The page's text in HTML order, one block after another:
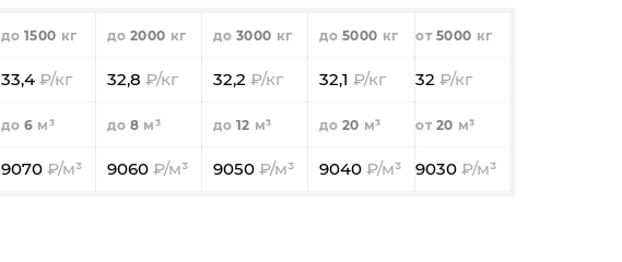
1500 2000 3000 5000 5000
33,4 32,8 32,2 32,1 32
6 8 12 20 20
9070 9060 9050 9040 9030